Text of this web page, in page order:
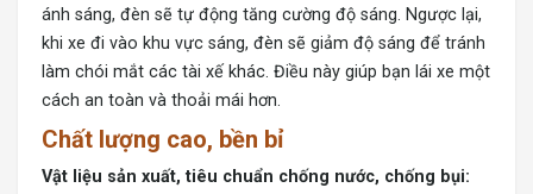
ánh sáng, đèn sẽ tự động tăng cường độ sáng. Ngược lại,
khi xe đi vào khu vực sáng, đèn sẽ giảm độ sáng để tránh
làm chói mắt các tài xế khác. Điều này giúp bạn lái xe một
cách an toàn và thoải mái hơn.
Chất lượng cao, bền bỉ
Vật liệu sản xuất, tiêu chuẩn chống nước, chống bụi: